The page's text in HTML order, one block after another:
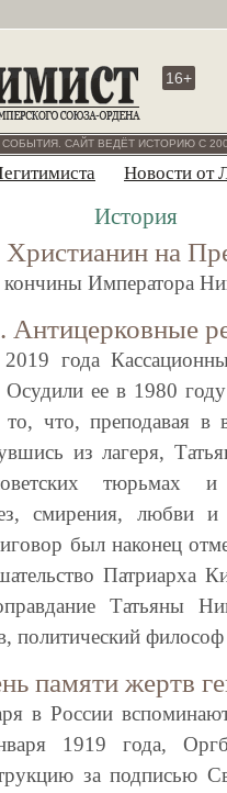
16+
САЙТ ВЕДЁТ ИСТОРИЮ С
Новости от
История
на
кончины Императора
Антицерковные
года
ее в 1980 году
что, преподавая в
из лагеря,
тюрьмах
смирения,
был наконец
Патриарха
Татьяны
политический
памяти жертв
в России
1919 года,
за подписью